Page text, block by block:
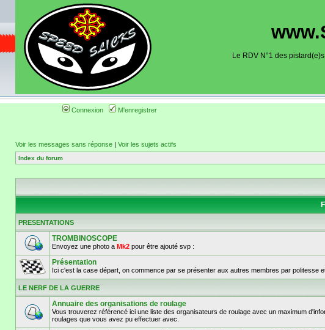
Le RDV N°1 des
Connexion M'enregistrer
Voir les messages sans réponse | Voir les sujets actifs
Index du forum
PRESENTATIONS
TROMBINOSCOPE
Envoyez une photo a Mk2 pour être ajouté svp :
Présentation
Ici c'est la case départ, on commence par se présenter aux autres membres par politesse
LE NERF DE LA GUERRE
Annuaire des organisations de roulage
Vous trouverez référencé ici une liste des organisateurs de roulage avec un maximum
roulages que vous avez pu effectuer avec.